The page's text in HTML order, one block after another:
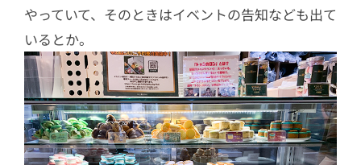
やっていて、そのときはイベントの告知なども出て
いるとか。